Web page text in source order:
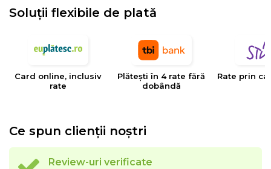
Soluții flexibile de plată
Card online, inclusiv
rate
Plătești în 4 rate fără
dobândă
Rate prin
Ce spun clienții noștri
Review-uri verificate